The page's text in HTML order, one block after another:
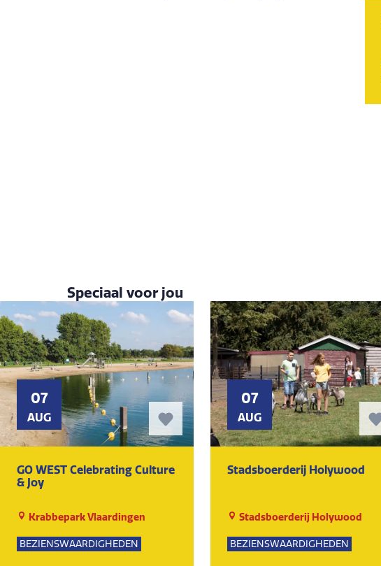
Speciaal voor jou
07
AUG
GO WEST Celebrating Culture
& Joy
Krabbepark Vlaardingen
BEZIENSWAARDIGHEDEN
07
AUG
Stadsboerderij Holywood
Stadsboerderij Holywood
BEZIENSWAARDIGHEDEN